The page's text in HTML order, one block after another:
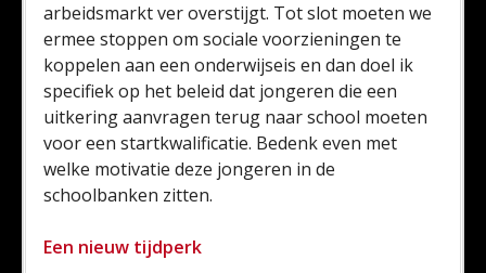
arbeidsmarkt ver overstijgt. Tot slot moeten we
ermee stoppen om sociale voorzieningen te
koppelen aan een onderwijseis en dan doel ik
specifiek op het beleid dat jongeren die een
uitkering aanvragen terug naar school moeten
voor een startkwalificatie. Bedenk even met
welke motivatie deze jongeren in de
schoolbanken zitten.
Een nieuw tijdperk